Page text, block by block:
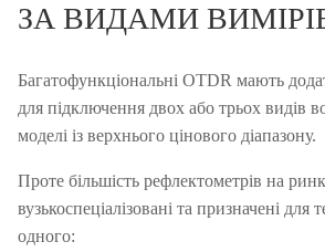
ЗА ВИДАМИ
Багатофункціональні OTDR мають
для підключення двох або трьох видів
моделі із верхнього цінового діапазону.
Проте більшість рефлектометрів на
вузькоспеціалізовані та призначені для
одного: